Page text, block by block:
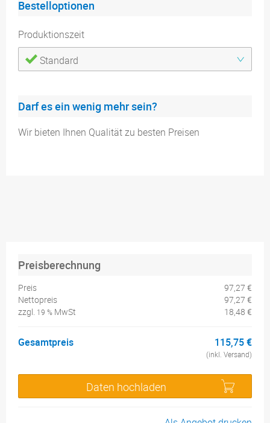
Bestelloptionen
Produktionszeit
Standard
Darf es ein wenig mehr sein?
Wir bieten Ihnen Qualität zu besten Preisen
Preisberechnung
Preis
97,27 €
Nettopreis
97,27 €
zzgl. 19 % MwSt 18,48 €
Gesamtpreis 115,75 €
(inkl. Versand)
Daten hochladen